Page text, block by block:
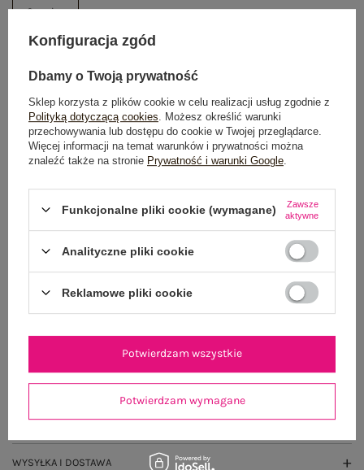
One size
Możesz kupić także poprzez:
Do darmowej dostawy brakuje 200,00 zł
100 dni na zwrot
GŁÓWNE PARAMETRY
OPINIE O PRODUKCIE (2)
WYSYŁKA I DOSTAWA
Konfiguracja zgód
Dbamy o Twoją prywatność
Sklep korzysta z plików cookie w celu realizacji usług zgodnie z
Polityką dotyczącą cookies . Możesz określić warunki
przechowywania lub dostępu do cookie w Twojej przeglądarce.
Więcej informacji na temat warunków i prywatności można
znaleźć także na stronie Prywatność i warunki Google
Funkcjonalne pliki cookie (wymagane) Zawsze
aktywne
Analityczne pliki cookie
Reklamowe pliki cookie
Potwierdzam wymagane
Potwierdzam wszystkie